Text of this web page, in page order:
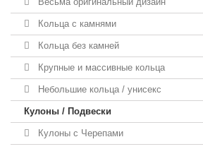
Кольца с камнями
Кольца без камней
Крупные и массивные кольца
Небольшие кольца / унисекс
Кулоны / Подвески
Кулоны с Черепами